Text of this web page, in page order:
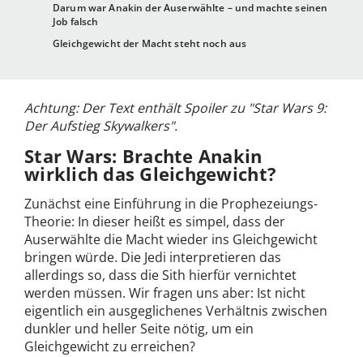
Darum war Anakin der Auserwählte – und machte seinen
Job falsch
Gleichgewicht der Macht steht noch aus
Achtung: Der Text enthält Spoiler zu "Star Wars 9:
Der Aufstieg Skywalkers".
Star Wars: Brachte Anakin
wirklich das Gleichgewicht?
Zunächst eine Einführung in die Prophezeiungs-
Theorie: In dieser heißt es simpel, dass der
Auserwählte die Macht wieder ins Gleichgewicht
bringen würde. Die Jedi interpretieren das
allerdings so, dass die Sith hierfür vernichtet
werden müssen. Wir fragen uns aber: Ist nicht
eigentlich ein ausgeglichenes Verhältnis zwischen
dunkler und heller Seite nötig, um ein
Gleichgewicht zu erreichen?